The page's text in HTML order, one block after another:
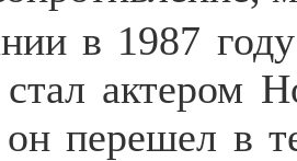
в 1987
актером
он перешел в